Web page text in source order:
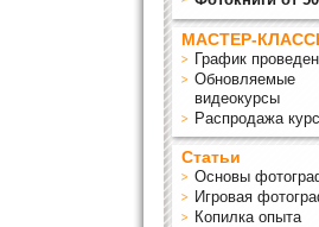
МАСТЕР-
График
Обновляемые
видеокурсы
Распродажа
Статьи
Основы
Игровая
Копилка опыта